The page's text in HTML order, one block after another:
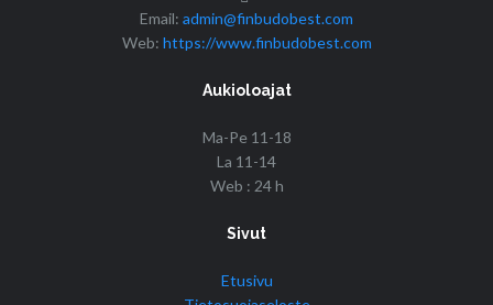
Email: admin@finbudobest.com
Web: https://www.finbudobest.com
Aukioloajat
Ma-Pe 11-18
La 11-14
Web : 24 h
Sivut
Etusivu